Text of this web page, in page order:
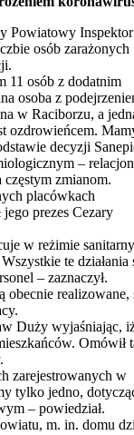
Powiatowy Inspektor
osób zarażonych
11 osób z dodatnim
osoba z
w Raciborzu, a
ozdrowieńcem.
decyzji
–
częstym zmianom.
placówkach
prezes Cezary
w reżimie
te działania
– zaznaczył.
obecnie realizowane,
Duży wyjaśniając,
Omówił
zarejestrowanych w
tylko jedno,
– powiedział.
m. in. domu